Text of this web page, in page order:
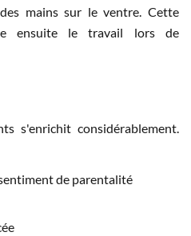
mains sur le ventre. Cette
ensuite le travail lors de
s'enrichit considérablement.
de parentalité